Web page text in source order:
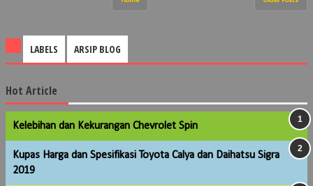
LABELS ARSIP BLOG
Hot Article
Kelebihan dan Kekurangan Chevrolet Spin
Kupas Harga dan Spesifikasi Toyota Calya dan Daihatsu Sigra
2019